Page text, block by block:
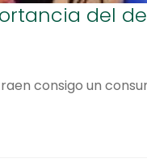
del
consigo un